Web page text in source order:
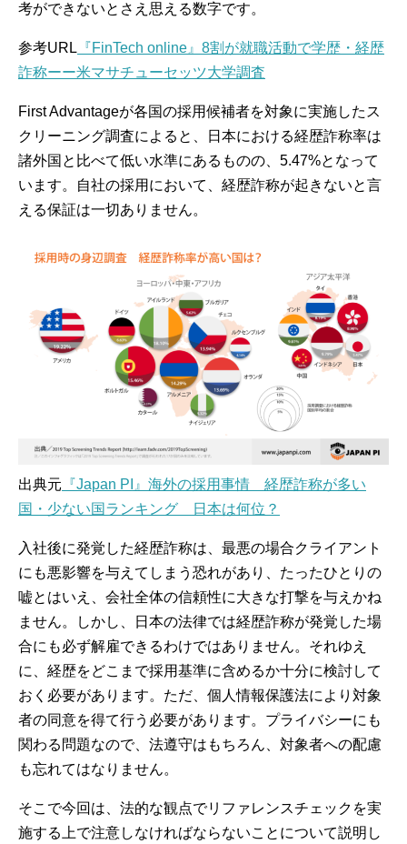
考ができないとさえ思える数字です。
参考URL 『FinTech online』8割が就職活動で学歴・経歴
詐称ーー米マサチューセッツ大学調査
First Advantageが各国の採用候補者を対象に実施したス
クリーニング調査によると、日本における経歴詐称率は
諸外国と比べて低い水準にあるものの、5.47%となって
います。自社の採用において、経歴詐称が起きないと言
える保証は一切ありません。
出典元 『Japan PI』海外の採用事情 経歴詐称が多い
国・少ない国ランキング 日本は何位？
入社後に発覚した経歴詐称は、最悪の場合クライアント
にも悪影響を与えてしまう恐れがあり、たったひとりの
嘘とはいえ、会社全体の信頼性に大きな打撃を与えかね
ません。しかし、日本の法律では経歴詐称が発覚した場
合にも必ず解雇できるわけではありません。それゆえ
に、経歴をどこまで採用基準に含めるか十分に検討して
おく必要があります。ただ、個人情報保護法により対象
者の同意を得て行う必要があります。プライバシーにも
関わる問題なので、法遵守はもちろん、対象者への配慮
も忘れてはなりません。
そこで今回は、法的な観点でリファレンスチェックを実
施する上で注意しなければならないことについて説明し